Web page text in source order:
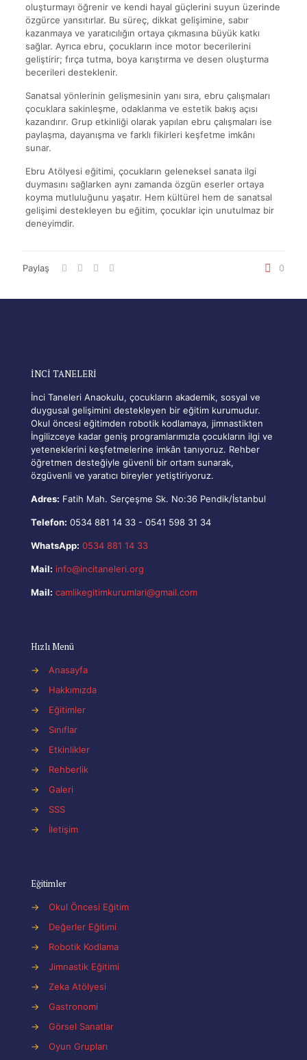
oluşturmayı öğrenir ve kendi hayal güçlerini suyun üzerinde
özgürce yansıtırlar. Bu süreç, dikkat gelişimine, sabır
kazanmaya ve yaratıcılığın ortaya çıkmasına büyük katkı
sağlar. Ayrıca ebru, çocukların ince motor becerilerini
geliştirir; fırça tutma, boya karıştırma ve desen oluşturma
becerileri desteklenir.
Sanatsal yönlerinin gelişmesinin yanı sıra, ebru çalışmaları
çocuklara sakinleşme, odaklanma ve estetik bakış açısı
kazandırır. Grup etkinliği olarak yapılan ebru çalışmaları ise
paylaşma, dayanışma ve farklı fikirleri keşfetme imkânı
sunar.
Ebru Atölyesi eğitimi, çocukların geleneksel sanata ilgi
duymasını sağlarken aynı zamanda özgün eserler ortaya
koyma mutluluğunu yaşatır. Hem kültürel hem de sanatsal
gelişimi destekleyen bu eğitim, çocuklar için unutulmaz bir
deneyimdir.
Paylaş 0
İNCİ TANELERİ
İnci Taneleri Anaokulu, çocukların akademik, sosyal ve
duygusal gelişimini destekleyen bir eğitim kurumudur.
Okul öncesi eğitimden robotik kodlamaya, jimnastikten
İngilizceye kadar geniş programlarımızla çocukların ilgi ve
yeteneklerini keşfetmelerine imkân tanıyoruz. Rehber
öğretmen desteğiyle güvenli bir ortam sunarak,
özgüvenli ve yaratıcı bireyler yetiştiriyoruz.
Adres: Fatih Mah. Serçeşme Sk. No:36 Pendik/İstanbul
Telefon: 0534 881 14 33 - 0541 598 31 34
WhatsApp: 0534 881 14 33
Mail: info@incitaneleri.org
Mail: camlikegitimkurumlari@gmail.com
Hızlı Menü
→
Anasayfa
→
Hakkımızda
→
Eğitimler
→
Sınıflar
→
Etkinlikler
→
Rehberlik
→
Galeri
→
SSS
→
İletişim
Eğitimler
→
Okul Öncesi Eğitim
→
Değerler Eğitimi
→
Robotik Kodlama
→
Jimnastik Eğitimi
→
Zeka Atölyesi
→
Gastronomi
→
Görsel Sanatlar
→
Oyun Grupları